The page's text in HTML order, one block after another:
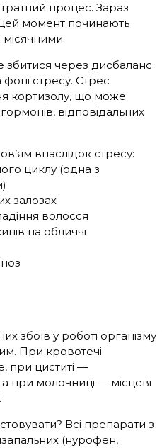
процес. Зараз
момент починають
через дисбаланс
стресу. Стрес
кортизолу, що може
відповідальних
внаслідок стресу:
циклу (одна з
залозах
волосся
на обличчі
збоїв у роботі організму
При кровотечі
при циститі —
при молочниці — місцеві
Всі препарати з
(нурофен,